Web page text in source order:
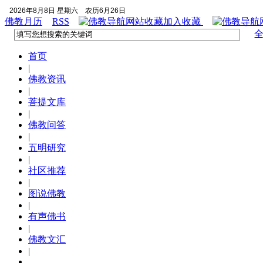
2026年8月8日 星期六 农历6月26日
佛教月历 RSS 加入收藏
首页
|
佛教资讯
|
菩提文库
|
佛教问答
|
五明研究
|
社区推荐
|
图说佛教
|
有声佛书
|
佛教文汇
|